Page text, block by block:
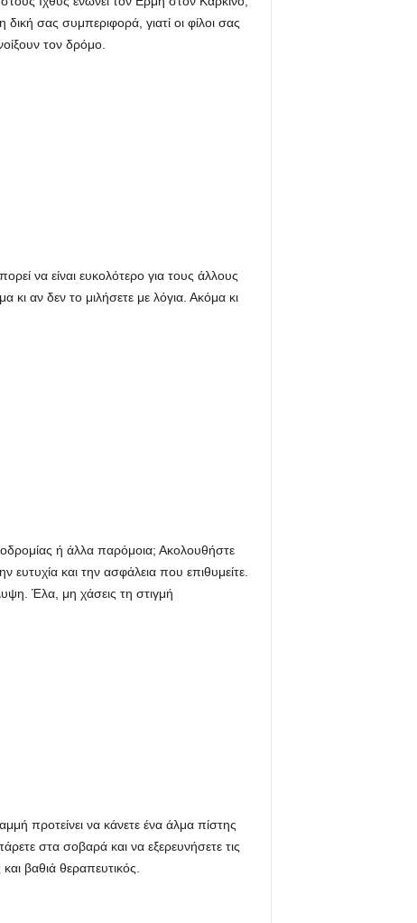
σας συμπεριφορά, γιατί οι φίλοι σας
τον δρόμο.
να είναι ευκολότερο για τους άλλους
κι αν δεν το μιλήσετε με λόγια. Ακόμα κι
ή άλλα παρόμοια; Ακολουθήστε
και την ασφάλεια που επιθυμείτε.
Έλα, μη χάσεις τη στιγμή
προτείνει να κάνετε ένα άλμα πίστης
στα σοβαρά και να εξερευνήσετε τις
βαθιά θεραπευτικός.